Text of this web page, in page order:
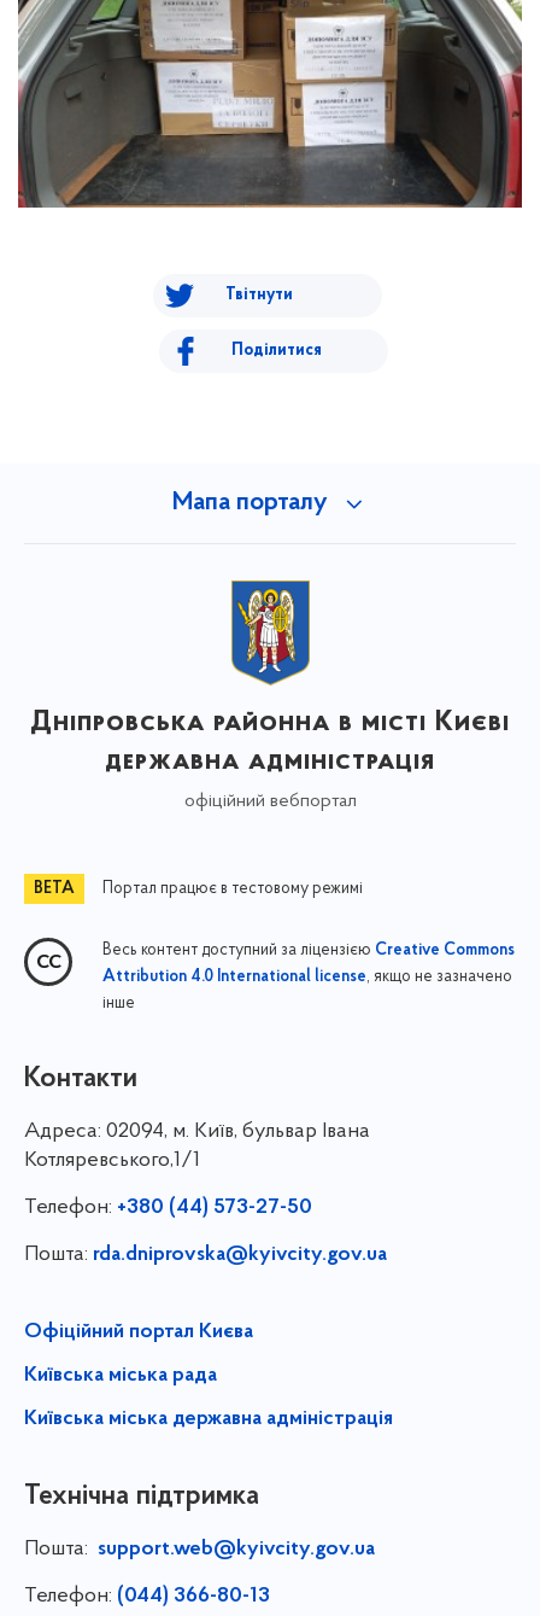
Твітнути
Поділитися
Мапа порталу
Дніпровська районна в місті Києві
державна адміністрація
офіційний вебпортал
Портал працює в тестовому режимі
Весь контент доступний за ліцензією Creative Commons
Attribution 4.0 International license, якщо не зазначено
інше
Контакти
Адреса: 02094, м. Київ, бульвар Івана
Котляревського,1/1
Телефон: +380 (44) 573-27-50
Пошта: rda.dniprovska@kyivcity.gov.ua
Офіційний портал Києва
Київська міська рада
Київська міська державна адміністрація
Технічна підтримка
Пошта: support.web@kyivcity.gov.ua
Телефон: (044) 366-80-13